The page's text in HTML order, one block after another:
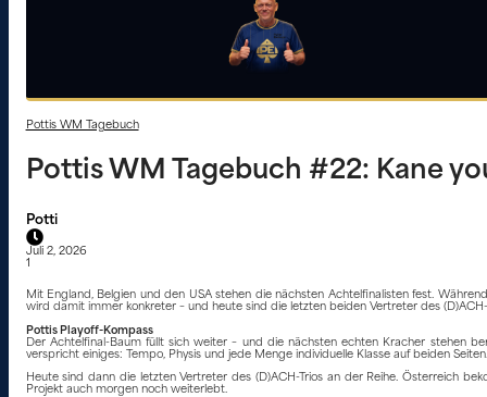
Pottis WM Tagebuch
Pottis WM Tagebuch #22: Kane
Potti
Juli 2, 2026
1
Mit England, Belgien und den USA stehen die nächsten Achtelfinalisten fest.
wird damit immer konkreter – und heute sind die letzten beiden Vertreter des
Pottis Playoff-Kompass
Der Achtelfinal-Baum füllt sich weiter – und die nächsten echten Kracher stehen
verspricht einiges: Tempo, Physis und jede Menge individuelle Klasse auf beiden
Heute sind dann die letzten Vertreter des (D)ACH-Trios an der Reihe. Österreich
Projekt auch morgen noch weiterlebt.